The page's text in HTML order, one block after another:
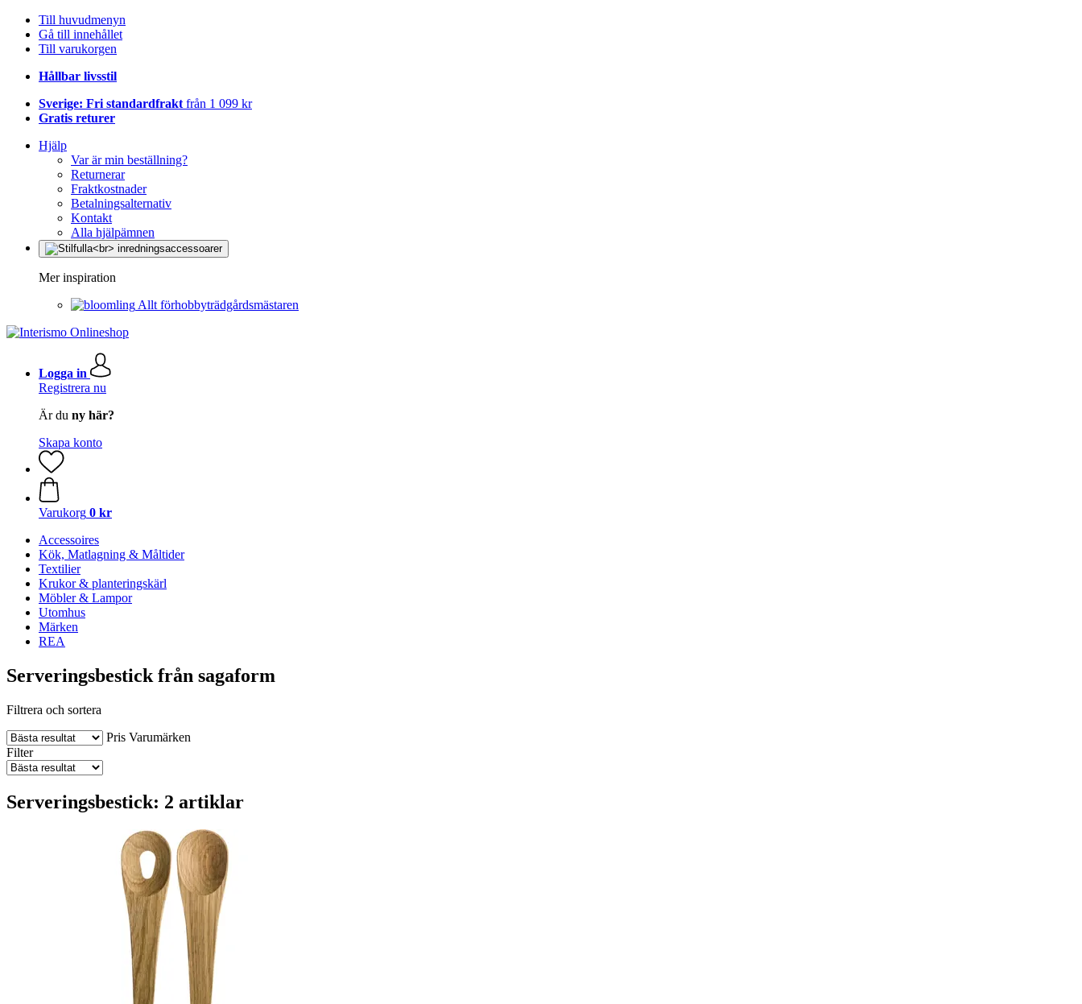
Till huvudmenyn
Gå till innehållet
Till varukorgen
Hållbar livsstil
Sverige: Fri standardfrakt från 1 099 kr
Gratis returer
Hjälp
Var är min beställning?
Returnerar
Fraktkostnader
Betalningsalternativ
Kontakt
Alla hjälpämnen
Mer inspiration
Allt förhobbyträdgårdsmästaren
Logga in
Registrera nu
Är du ny här?
Skapa konto
Varukorg 0 kr
Accessoires
Kök, Matlagning & Måltider
Textilier
Krukor & planteringskärl
Möbler & Lampor
Utomhus
Märken
REA
Serveringsbestick från sagaform
Filtrera och sortera
Pris Varumärken
Filter
Serveringsbestick: 2 artiklar